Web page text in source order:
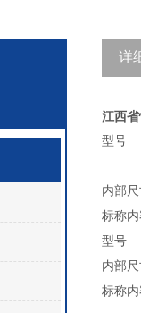
详
江西
型号
内部
标称
型号
内部
标称